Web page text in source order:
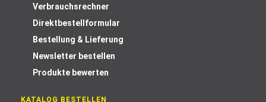
Verbrauchsrechner
Direktbestellformular
Bestellung & Lieferung
Newsletter bestellen
Produkte bewerten
KATALOG BESTELLEN